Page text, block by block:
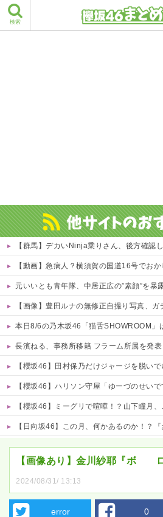
検索
【群馬】デカいNinja乗りさん、後方確認し
【動画】急病人？横須賀の国道16号でおか
元いいとも青年隊、中居正広の”素顔”を暴
【画像】豊田ルナの無修正自撮り写真、
本日8/6の乃木坂46「猫舌SHOWROOM」
長濱ねる、事務所移籍 フラーム所属を発表
【櫻坂46】田村保乃だけジャージを脱い
【櫻坂46】ハリソン守屋「ゆーづのせいで
【櫻坂46】ミーグリで喧嘩！？山下瞳月
【日向坂46】この月、何かあるのか！？『お願い
【画像あり】金川紗耶『ボ
2024/08/31/ 13:13
error 0